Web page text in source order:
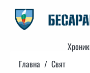
content
Главна
Свят